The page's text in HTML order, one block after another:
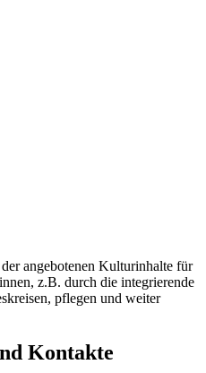
angebotenen Kulturinhalte für
z.B. durch die integrierende
pflegen und weiter
Kontakte